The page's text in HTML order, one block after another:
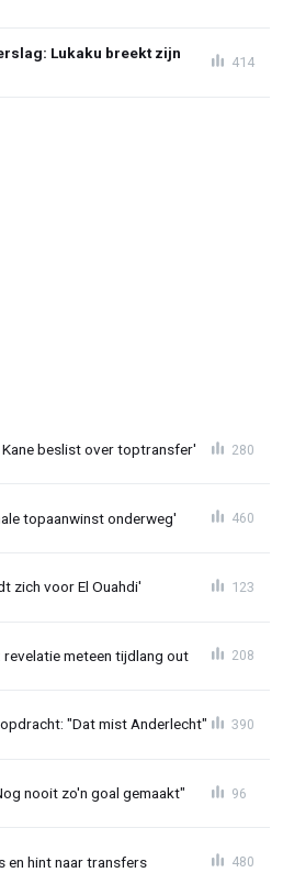
Lukaku breekt zijn
414
beslist over toptransfer' 280
topaanwinst onderweg' 460
zich voor El Ouahdi' 123
meteen tijdlang out 208
"Dat mist Anderlecht" 390
nooit zo'n goal gemaakt" 96
en hint naar transfers 480